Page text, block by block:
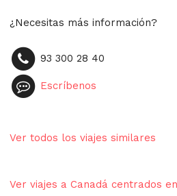
¿Necesitas más información?
93 300 28 40
Escríbenos
Ver todos los viajes similares
Ver viajes a Canadá centrados